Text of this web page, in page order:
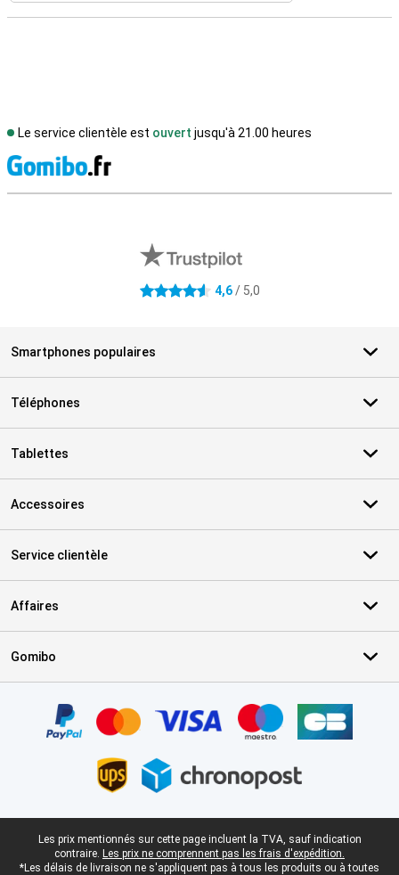
Le service clientèle est ouvert jusqu'à 21.00 heures
4.6 étoiles 4,6/ 5,0
Smartphones populaires
Téléphones
Tablettes
Accessoires
Service clientèle
Affaires
Gomibo
Pied-de-page légal
Les prix mentionnés sur cette page incluent la TVA, sauf indication
contraire. Les prix ne comprennent pas les frais d'expédition.
*Les délais de livraison ne s'appliquent pas à tous les produits ou à toutes